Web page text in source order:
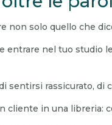
non solo quello che
entrare nel tuo studio
sentirsi rassicurato,
cliente in una libreria: